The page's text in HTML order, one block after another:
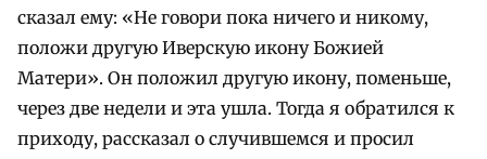
сказал ему: «Не говори пока ничего и никому,
положи другую Иверскую икону Божией
Матери». Он положил другую икону, поменьше,
через две недели и эта ушла. Тогда я обратился к
приходу, рассказал о случившемся и просил